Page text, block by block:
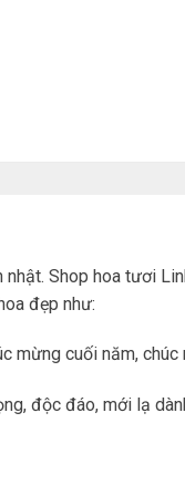
Shop hoa tươi
đẹp như:
mừng cuối năm,
độc đáo, mới lạ